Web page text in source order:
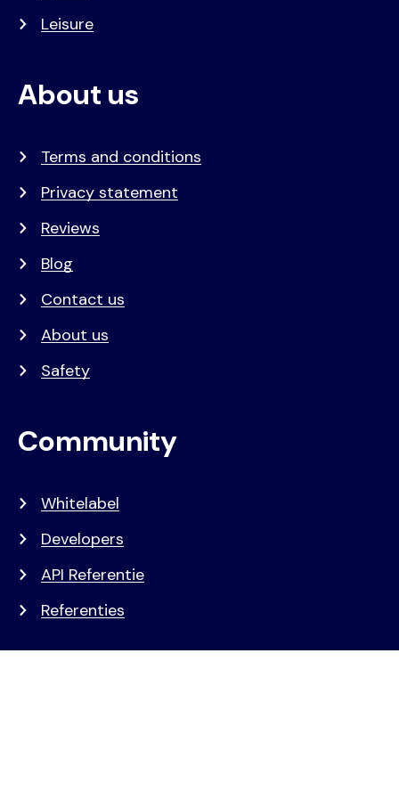
Leisure
About us
Terms and conditions
Privacy statement
Reviews
Blog
Contact us
About us
Safety
Community
Whitelabel
Developers
API Referentie
Referenties